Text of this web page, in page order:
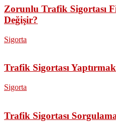
Zorunlu Trafik Sigortası
Değişir?
Sigorta
Trafik Sigortası
Sigorta
Trafik Sigortası Sorgulama